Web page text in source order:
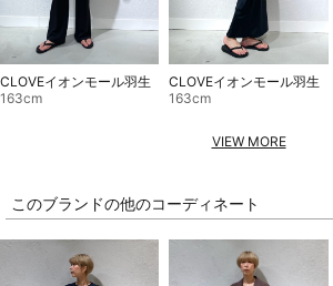
CLOVEイオンモール羽生
163cm
CLOVEイオンモール羽生
163cm
VIEW MORE
このブランドの他のコーディネート